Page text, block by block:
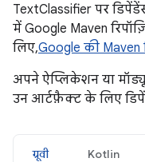
TextClassifier पर
में Google Maven
लिए,Google की Maven
अपने ऐप्लिकेशन या
उन आर्टफ़ैक्ट के लिए
ग्रूवी Kotlin